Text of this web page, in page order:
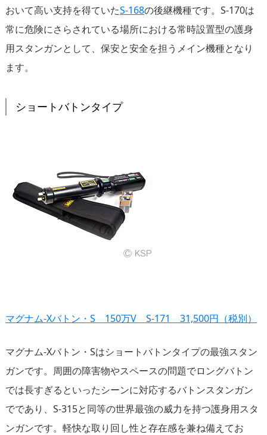
おいて高い支持を得ていたS-168の後継機種です。S-170は
常に危険にさらされている場所における常時設置型の護身
用スタンガンとして、保安と安全を担うメイン機種となり
ます。
ショートバトンタイプ
マグナム-Xバトン・S 150万V S-171 31,500円（税別）
マグナム-Xバトン・Sはショートバトンタイプの最強スタン
ガンです。周囲の障害物やスペースの問題でロングバトン
では長すぎるといったシーンに対応するバトンスタンガン
でであり、S-315と同等の世界最強の威力を持つ護身用スタ
ンガンです。軽快な取り回し性と存在感を兼ね備えてお